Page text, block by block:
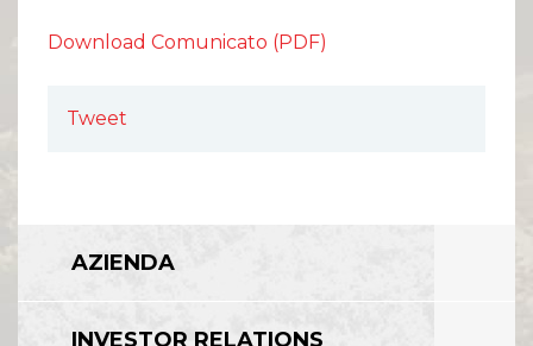
Download Comunicato (PDF)
Tweet
AZIENDA
INVESTOR RELATIONS